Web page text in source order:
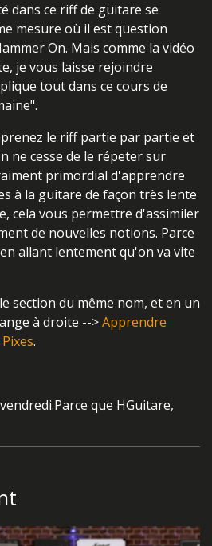
dans ce riff de guitare se
mesure où il est question
On. Mais comme la vidéo
je vous laisse rejoindre
tout dans ce cours de
le riff partie par partie et
ne cesse de le répeter sur
primordial d'apprendre
à la guitare de façon très lente
cela vous permettre d'assimiler
de nouvelles notions. Parce
allant lentement qu'on va vite
section du même nom, et en un
à droite -->Apprendre
.
que HGuitare,